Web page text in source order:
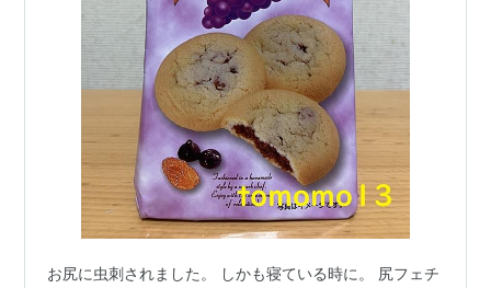
お尻に虫刺されました。 しかも寝ている時に。 尻フェチ